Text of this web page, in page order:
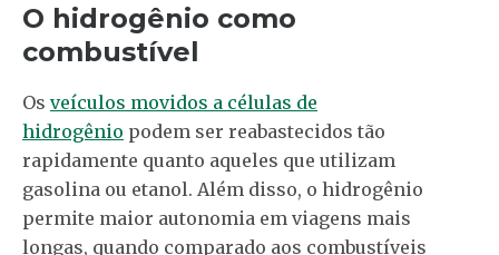
O hidrogênio como
combustível
Os veículos movidos a células de
hidrogênio podem ser reabastecidos tão
rapidamente quanto aqueles que utilizam
gasolina ou etanol. Além disso, o hidrogênio
permite maior autonomia em viagens mais
longas, quando comparado aos combustíveis